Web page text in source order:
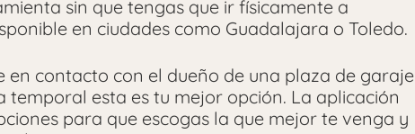
sin que tengas que ir físicamente a
en ciudades como Guadalajara o Toledo.
en contacto con el dueño de una plaza de garaje
esta es tu mejor opción. La aplicación
para que escogas la que mejor te venga y